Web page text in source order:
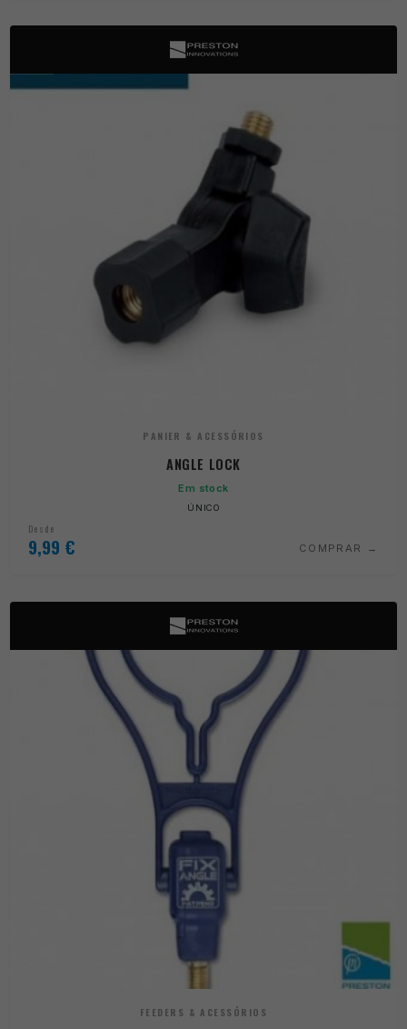
PANIER & ACESSÓRIOS
ANGLE LOCK
Em stock
ÚNICO
Desde
9,99 € COMPRAR
FEEDERS & ACESSÓRIOS